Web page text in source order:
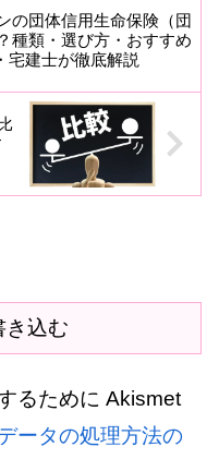
の団体信用生命保険（団
種類・選び方・おすすめ
宅建士が徹底解説
き込む
るために Akismet
ータの処理方法の